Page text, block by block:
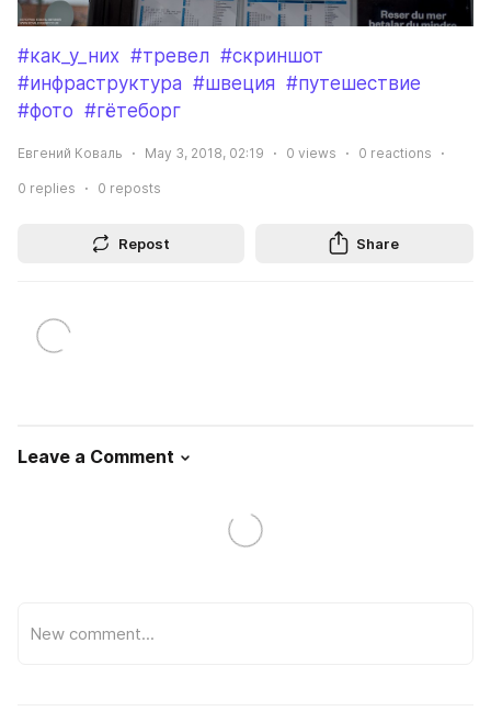
#как_у_них #тревел #скриншот
#инфраструктура #швеция #путешествие
#фото #гётеборг
Евгений Коваль May 3, 2018, 02:19 0 views 0 reactions
0 replies 0 reposts
Repost Share
Leave a Comment